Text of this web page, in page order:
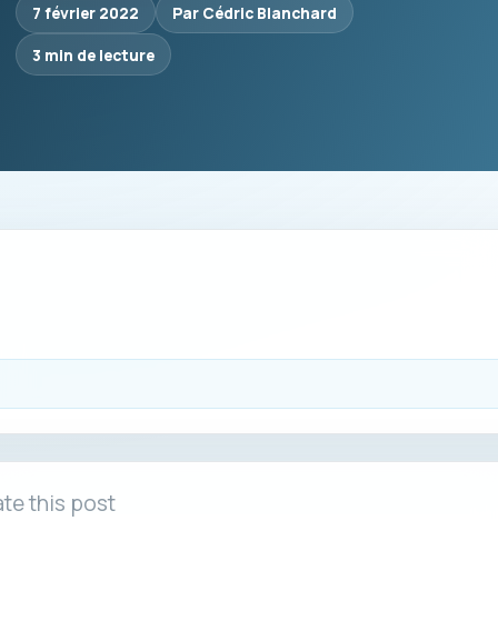
7 février 2022
Par Cédric Blanchard
3 min de lecture
this post